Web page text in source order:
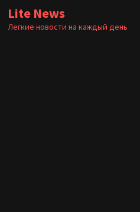
Перейти
Lite News
Легкие новости на каждый день